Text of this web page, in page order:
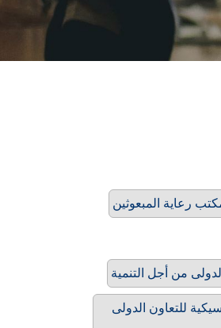
رعاية المبعوثين
من أجل التنمية
للتعاون الدولى